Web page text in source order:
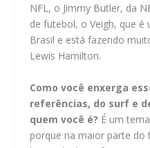
NFL, o Jimmy Butler, da
de futebol, o Veigh, que
Brasil e está fazendo
Lewis Hamilton.
Como você enxerga
referências, do surf e
quem você é? É um
porque na maior parte